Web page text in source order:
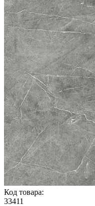
Код товара:
33411